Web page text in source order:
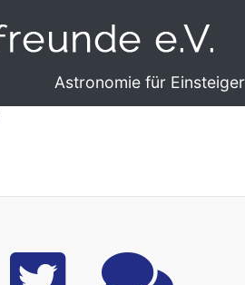
Astronomie für Einsteiger